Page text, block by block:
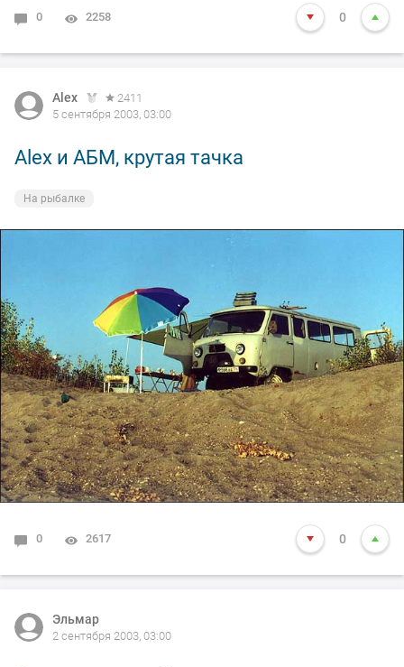
0 2258 0
Alex
2411
5 сентября 2003, 03:00
Alex и АБМ, крутая тачка
На рыбалке
0 2617 0
Эльмар
2 сентября 2003, 03:00